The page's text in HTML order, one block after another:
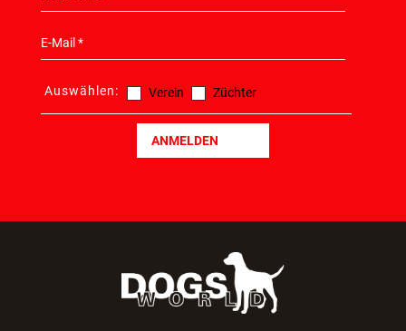
Auswählen: Verein Züchter
ANMELDEN